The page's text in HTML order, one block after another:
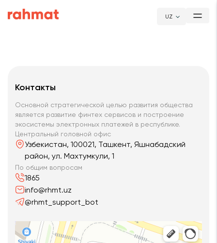
UZ
Контакты
Основной стратегической целью развития общества
является развитие финтех сервисов и построение
экосистемы электронных платежей в республике.
Центральный головной офис
Узбекистан, 100021, Ташкент, Яшнабадский
район, ул. Махтумкули, 1
По общим вопросам
1865
info@rhmt.uz
@rhmt_support_bot